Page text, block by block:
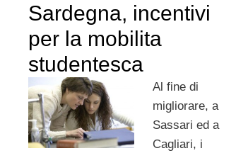
Sardegna, incentivi
per la mobilita
studentesca
Al fine di
migliorare, a
Sassari ed a
Cagliari, i